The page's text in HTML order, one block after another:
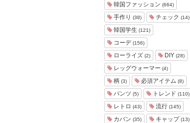
J
O
H
ジ
ョ
ア
韓国ファッション (664)
手作り (38) チェック (14)
韓国学生 (121)
コーデ(156)
ローライズ (2) DIY (28)
レッグウォーマー (4)
柄 (3) 必須アイテム (8)
パンツ (5) トレンド (110)
レトロ (43) 流行 (145)
カバン (35) キャップ(13)